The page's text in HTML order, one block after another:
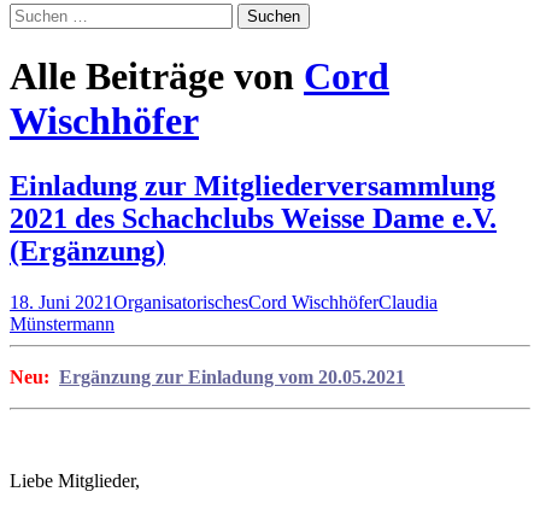
Suchen
nach:
Alle Beiträge von Cord
Wischhöfer
Einladung zur Mitgliederversammlung
2021 des Schachclubs Weisse Dame e.V.
(Ergänzung)
18. Juni 2021OrganisatorischesCord WischhöferClaudia
Münstermann
Neu: Ergänzung zur Einladung vom 20.05.2021
Liebe Mitglieder,